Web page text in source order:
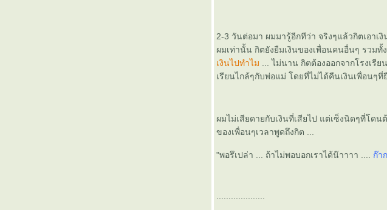
2-3 วันต่อมา ผมมารู้อีกทีว่า จริงๆแล้วกิตเอาเ
ผมเท่านั้น กิตยังยืมเงินของเพื่อนคนอื่นๆ รวม
เงินไปทำไม
... ไม่นาน กิตต้องออกจากโรงเรี
เรียนไกล้ๆกับพ่อแม่ โดยที่ไม่ได้คืนเงินเพื่อนๆที่ยื
ผมไม่เสียดายกับเงินที่เสียไป แต่เซ็งนิดๆที่โด
ของเพื่อนๆเวลาพูดถึงกิต ...
"พอรึเปล่า ... ถ้าไม่พอบอกเราได้น๊าาาา .... ก๊า